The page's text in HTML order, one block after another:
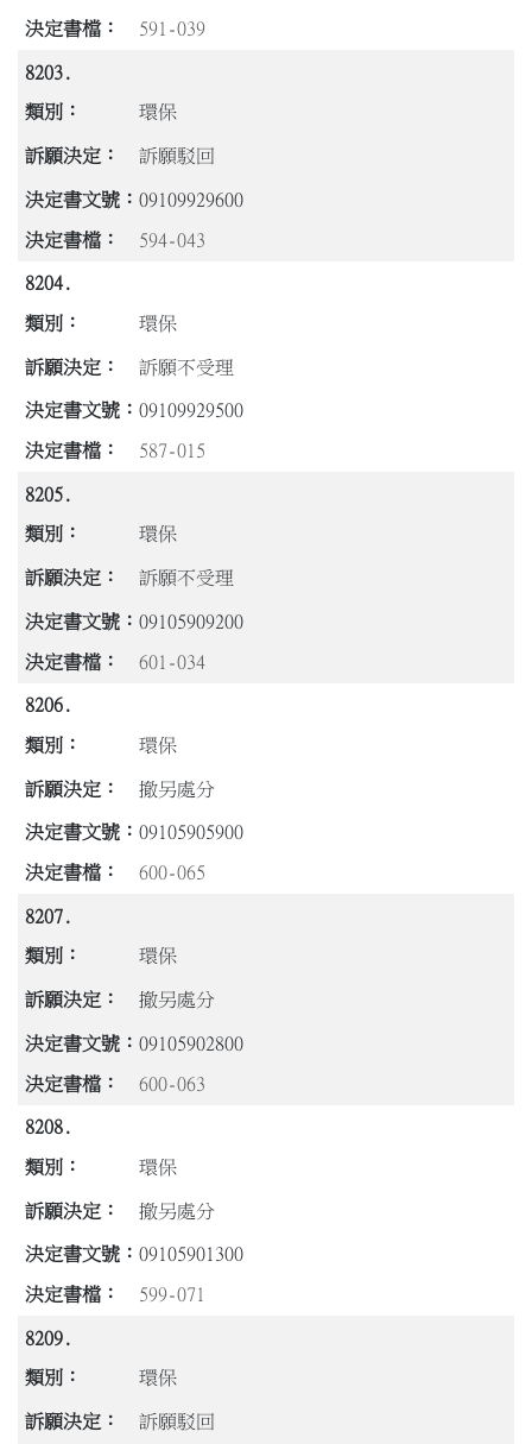
591-039
8203.
環保
訴願駁回
09109929600
594-043
8204.
環保
訴願不受理
09109929500
587-015
8205.
環保
訴願不受理
09105909200
601-034
8206.
環保
撤另處分
09105905900
600-065
8207.
環保
撤另處分
09105902800
600-063
8208.
環保
撤另處分
09105901300
599-071
8209.
環保
訴願駁回